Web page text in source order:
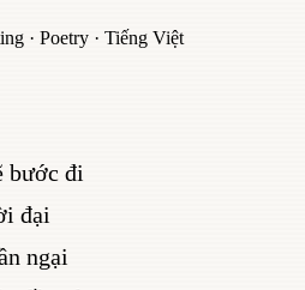
· Poetry · Tiếng Việt
bước đi
đại
ngại